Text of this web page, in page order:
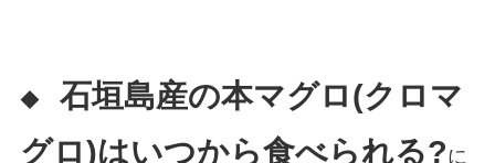
◆ 石垣島産の本マグロ(クロマ
グロ)はいつから食べられる?に